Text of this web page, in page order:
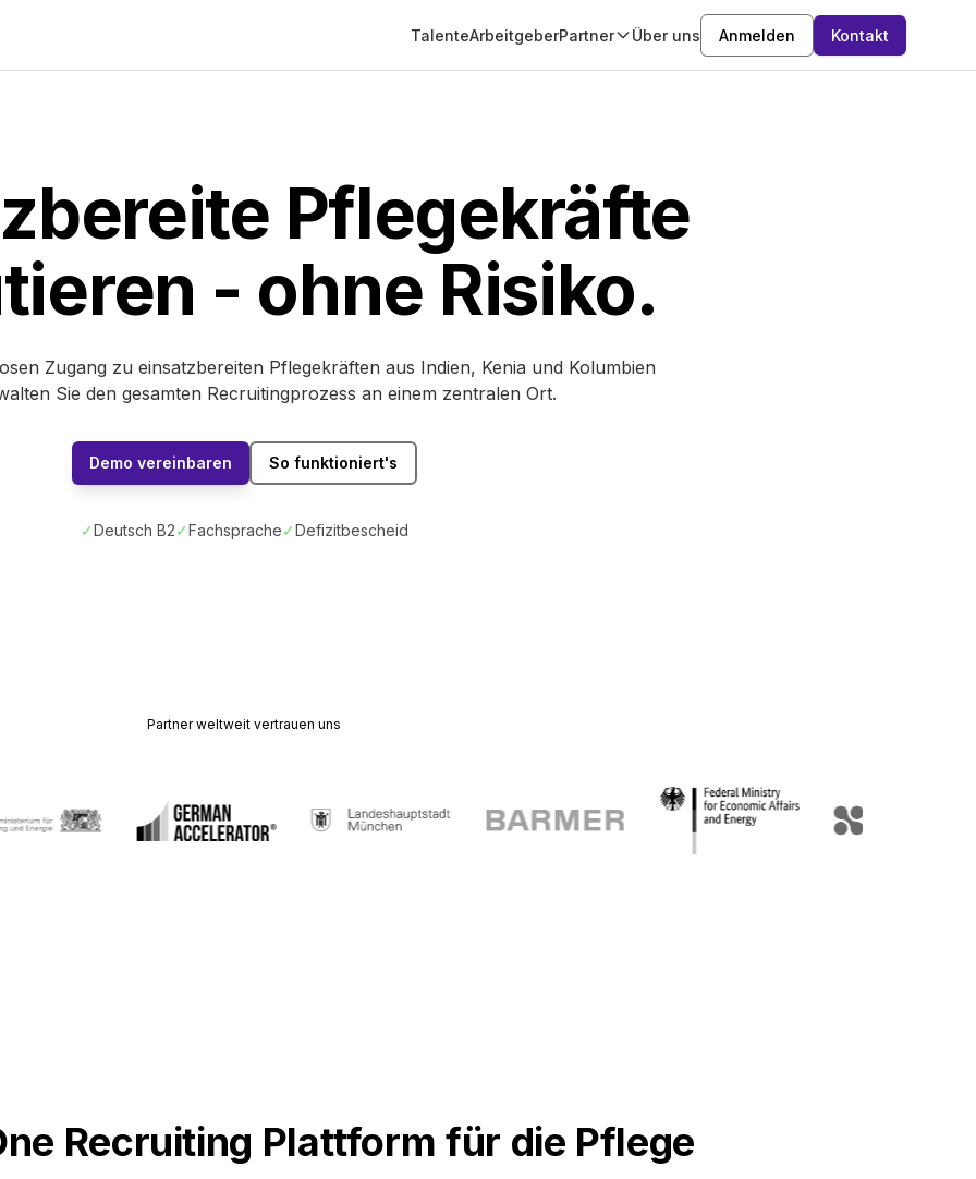
TalenteArbeitgeberPartner Über uns Anmelden Kontakt
Pflegekräfte
- ohne Risiko.
Zugang zu einsatzbereiten Pflegekräften aus Indien, Kenia und Kolumbien
Sie den gesamten Recruitingprozess an einem zentralen Ort.
Demo vereinbaren So funktioniert's
✓Deutsch B2✓Fachsprache✓Defizitbescheid
Partner weltweit vertrauen uns
Recruiting Plattform für die Pflege